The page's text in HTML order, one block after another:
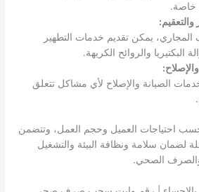
خاصة.
يمكن تقديم خدمات التطهير
البكتيريا والروائح الكريهة.
الصيانة والإصلاح لأي مشاكل تتعلق
احتياجات العميل وحجم العمل، وتتضمن
لضمان سلامة ونظافة البيئة والتشغيل
الصحي.